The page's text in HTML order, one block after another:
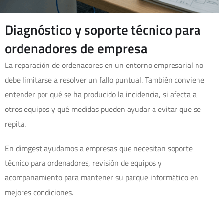
Diagnóstico y soporte técnico para
ordenadores de empresa
La reparación de ordenadores en un entorno empresarial no
debe limitarse a resolver un fallo puntual. También conviene
entender por qué se ha producido la incidencia, si afecta a
otros equipos y qué medidas pueden ayudar a evitar que se
repita.
En dimgest ayudamos a empresas que necesitan soporte
técnico para ordenadores, revisión de equipos y
acompañamiento para mantener su parque informático en
mejores condiciones.